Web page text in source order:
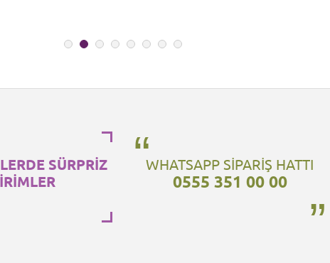
SÜRPRİZ
WHATSAPP SİPARİŞ HATTI
0555 351 00 00